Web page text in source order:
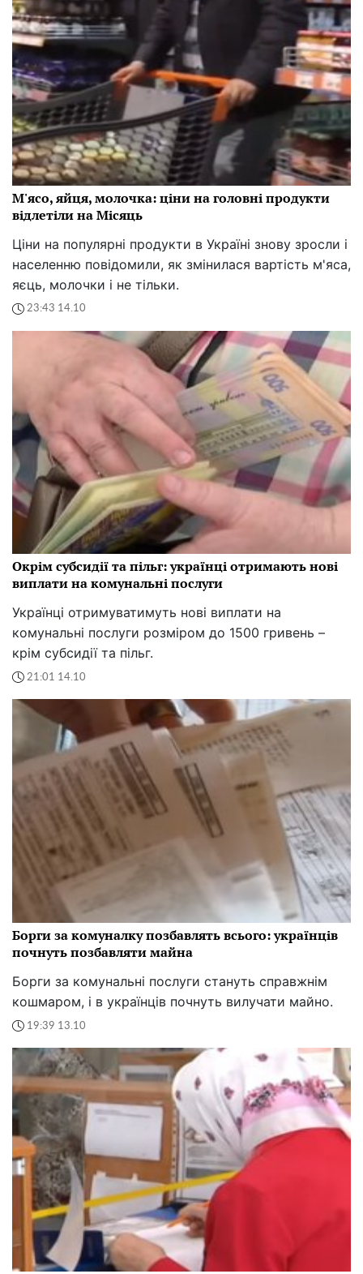
М'ясо, яйця, молочка: ціни на головні продукти
відлетіли на Місяць
Ціни на популярні продукти в Україні знову зросли і
населенню повідомили, як змінилася вартість м'яса,
яєць, молочки і не тільки.
23:43 14.10
Окрім субсидії та пільг: українці отримають нові
виплати на комунальні послуги
Українці отримуватимуть нові виплати на
комунальні послуги розміром до 1500 гривень –
крім субсидії та пільг.
21:01 14.10
Борги за комуналку позбавлять всього: українців
почнуть позбавляти майна
Борги за комунальні послуги стануть справжнім
кошмаром, і в українців почнуть вилучати майно.
19:39 13.10